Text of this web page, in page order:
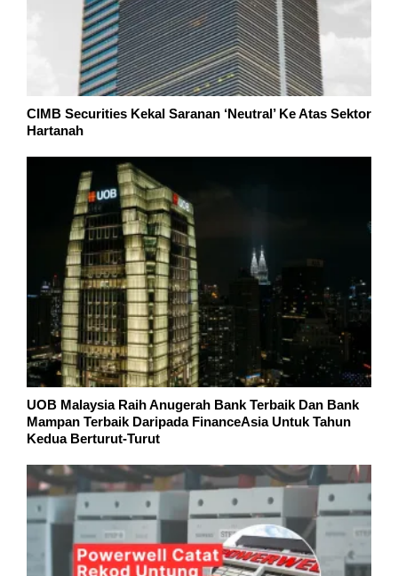
CIMB Securities Kekal Saranan ‘Neutral’ Ke Atas Sektor
Hartanah
UOB Malaysia Raih Anugerah Bank Terbaik Dan Bank
Mampan Terbaik Daripada FinanceAsia Untuk Tahun
Kedua Berturut-Turut